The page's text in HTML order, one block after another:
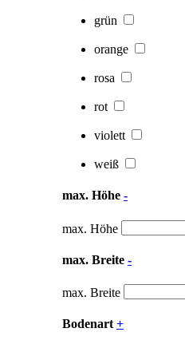
grün
orange
rosa
rot
violett
weiß
max. Höhe -
max. Höhe
max. Breite -
max. Breite
Bodenart +